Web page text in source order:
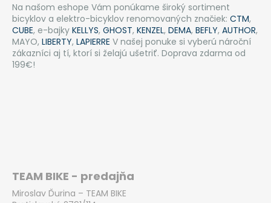
Na našom eshope Vám ponúkame široký sortiment
bicyklov a elektro-bicyklov renomovaných značiek: CTM,
CUBE, e-bajky KELLYS, GHOST, KENZEL, DEMA, BEFLY, AUTHOR,
MAYO, LIBERTY, LAPIERRE V našej ponuke si vyberú nároční
zákazníci aj tí, ktorí si želajú ušetriť. Doprava zdarma od
199€!
TEAM BIKE - predajňa
Miroslav Ďurina – TEAM BIKE